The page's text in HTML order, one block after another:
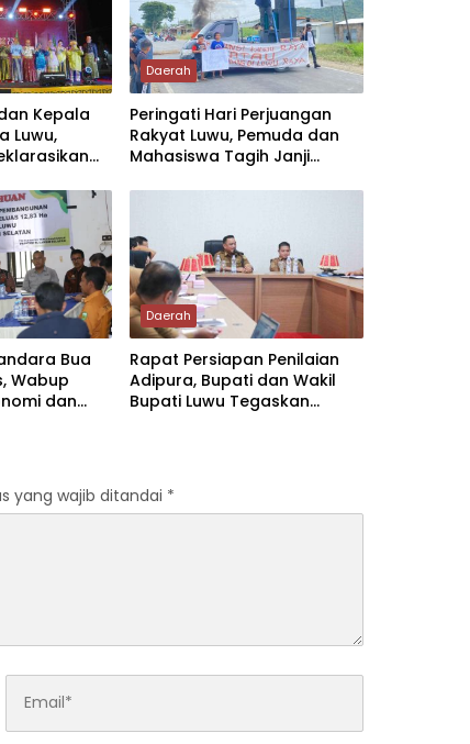
Kepala
Luwu,
Daerah
Peringati Hari Perjuangan
Rakyat Luwu, Pemuda dan
Mahasiswa Tagih Janji
Raya
Bua
Wabup
dan
Daerah
Rapat Persiapan Penilaian
Adipura, Bupati dan Wakil
Bupati Luwu Tegaskan
yang wajib ditandai *